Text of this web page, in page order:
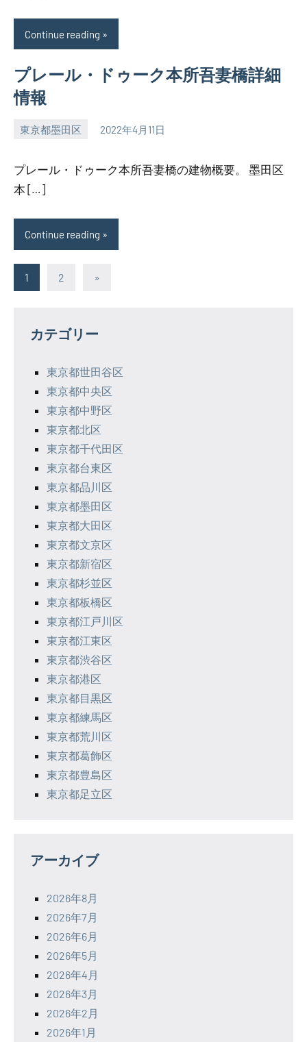
Continue reading
プレール・ドゥーク本所吾妻橋詳細
情報
東京都墨田区 2022年4月11日
SEZIMO
プレール・ドゥーク本所吾妻橋の建物概要。 墨田区
本 […]
Continue reading
投
の
1 2
Next
»
カテゴリー
東京都世田谷区
東京都中央区
東京都中野区
東京都北区
東京都千代田区
東京都台東区
東京都品川区
東京都墨田区
東京都大田区
東京都文京区
東京都新宿区
東京都杉並区
東京都板橋区
東京都江戸川区
東京都江東区
東京都渋谷区
東京都港区
東京都目黒区
東京都練馬区
東京都荒川区
東京都葛飾区
東京都豊島区
東京都足立区
アーカイブ
2026年8月
2026年7月
2026年6月
2026年5月
2026年4月
2026年3月
2026年2月
2026年1月